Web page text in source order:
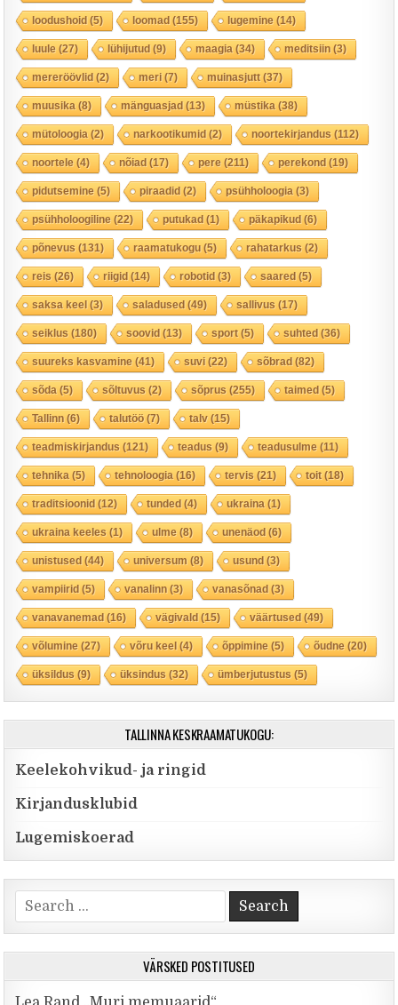
loodushoid(5) loomad(155) lugemine (14)
luule (27) lühijutud(9) maagia (34) meditsiin(3)
mereröövlid(2) meri(7) muinasjutt(37)
muusika (8) mänguasjad(13) müstika (38)
mütoloogia (2) narkootikumid(2) noortekirjandus (112)
noortele (4) nõiad(17) pere (211) perekond(19)
pidutsemine (5) piraadid(2) psühholoogia (3)
psühholoogiline (22) putukad(1) päkapikud(6)
põnevus (131) raamatukogu(5) rahatarkus (2)
reis (26) riigid(14) robotid(3) saared(5)
saksa keel(3) saladused(49) sallivus (17)
seiklus (180) soovid(13) sport(5) suhted(36)
suureks kasvamine (41) suvi(22) sõbrad(82)
sõda (5) sõltuvus (2) sõprus (255) taimed(5)
Tallinn(6) talutöö(7) talv(15)
teadmiskirjandus (121) teadus (9) teadusulme (11)
tehnika (5) tehnoloogia (16) tervis (21) toit(18)
traditsioonid(12) tunded(4) ukraina (1)
ukraina keeles (1) ulme (8) unenäod(6)
unistused(44) universum (8) usund(3)
vampiirid(5) vanalinn(3) vanasõnad(3)
vanavanemad(16) vägivald(15) väärtused(49)
võlumine (27) võru keel(4) õppimine (5) õudne (20)
üksildus (9) üksindus (32) ümberjutustus (5)
TALLINNA KESKRAAMATUKOGU:
Keelekohvikud- ja ringid
Kirjandusklubid
Lugemiskoerad
Search for:
VÄRSKED POSTITUSED